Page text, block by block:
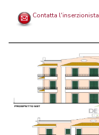
Contatta l'inserzionista